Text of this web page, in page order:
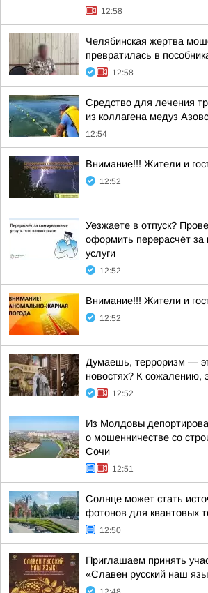
12:58
Челябинская жертва
превратилась в
12:58
Средство для лечения
из коллагена медуз
12:54
Внимание!!! Жители и
12:52
Уезжаете в отпуск?
оформить перерасчёт
услуги
12:52
Внимание!!! Жители и
12:52
Думаешь, терроризм —
новостях? К сожалению,
12:52
Из Молдовы
о мошенничестве со
Сочи
12:51
Солнце может стать
фотонов для квантовых
12:50
Приглашаем принять
«Славен русский наш